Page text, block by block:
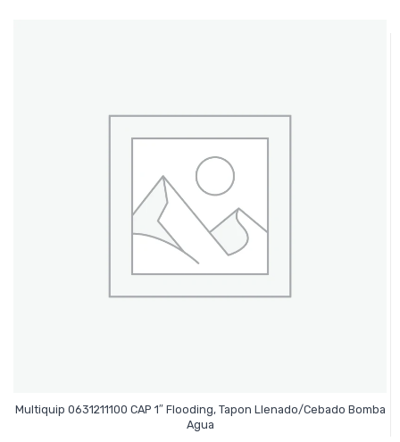
Multiquip 0631211100 CAP 1″ Flooding, Tapon Llenado/Cebado Bomba
Agua
Leer Más